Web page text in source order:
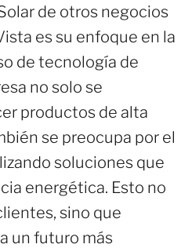
de otros negocios
es su enfoque en la
de tecnología de
no solo se
productos de alta
se preocupa por el
soluciones que
energética. Esto no
sino que
un futuro más